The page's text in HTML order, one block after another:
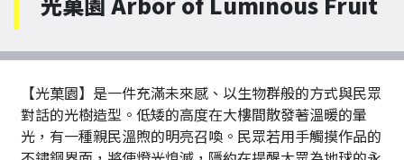
【光菓園】是一件充滿未來感、以生物群般的方式與民眾
對話的光樹造型。低矮的高度在大樓間散發著溫暖的暈
光，有一種親民溫煦的明亮召喚。民眾若用手觸摸作品的